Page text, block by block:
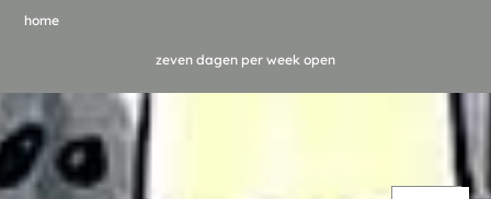
home
zeven dagen per week open